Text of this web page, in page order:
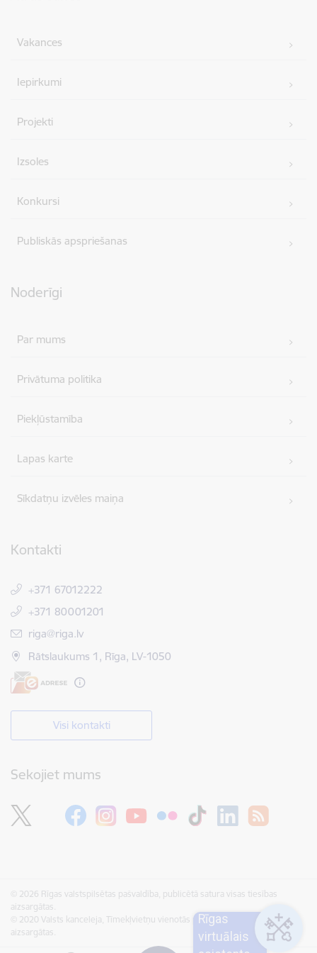
Vakances
Iepirkumi
Projekti
Izsoles
Konkursi
Publiskās apspriešanas
Noderīgi
Par mums
Privātuma politika
Piekļūstamība
Lapas karte
Sīkdatņu izvēles maiņa
Kontakti
+371 67012222
+371 80001201
E-pasts:
riga@riga.lv
Rātslaukums 1, Rīga, LV-1050
Visi kontakti
Sekojiet mums
© 2026 Rīgas valstspilsētas pašvaldība, publicētā satura visas tiesības
aizsargātas.
© 2020 Valsts kanceleja, Tīmekļvietņu vienotās platformas visas tiesības
aizsargātas.
Rīgas
virtuālais